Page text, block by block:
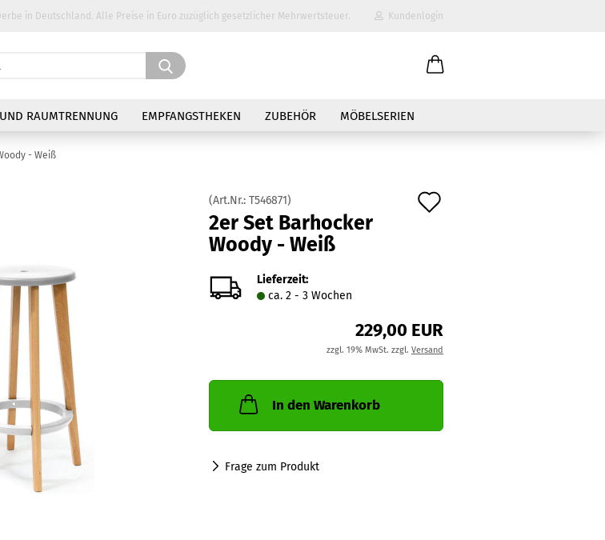
in Deutschland. Alle Preise in Euro zuzüglich gesetzlicher Mehrwertsteuer. Kundenlogin
Konto erstellen
Suche...
RAUMTRENNUNG EMPFANGSTHEKEN ZUBEHÖR MÖBELSERIEN
- Weiß
(Art.Nr.: T546871)
2er Set Barhocker
Woody - Weiß
Lieferzeit:
ca. 2 - 3 Wochen
229,00 EUR
zzgl. 19% MwSt. zzgl. Versand
In den Warenkorb
Frage zum Produkt